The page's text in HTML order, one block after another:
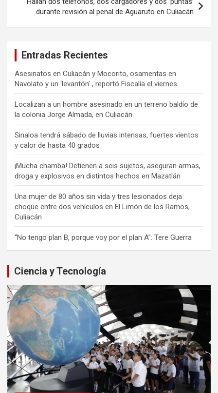
durante revisión al penal de Aguaruto en Culiacán
Entradas Recientes
Asesinatos en Culiacán y Mocorito, osamentas en
Navolato y un ‘levantón’ , reportó Fiscalía el viernes
Localizan a un hombre asesinado en un terreno baldío de
la colonia Jorge Almada, en Culiacán
Sinaloa tendrá sábado de lluvias intensas, fuertes vientos
y calor de hasta 40 grados
¡Mucha chamba! Detienen a seis sujetos, aseguran armas,
droga y explosivos en distintos hechos en Mazatlán
Una mujer de 80 años sin vida y tres lesionados deja
choque entre dos vehículos en El Limón de los Ramos,
Culiacán
“No tengo plan B, porque voy por el plan A”: Tere Guerra
Ciencia y Tecnología